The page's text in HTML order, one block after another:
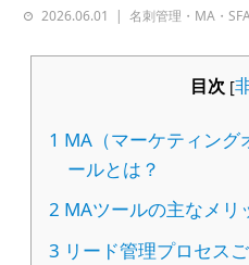
2026.06.01 名刺管理・MA・
目次 [
1 MA（マーケティング
ールとは？
2 MAツールの主なメリ
3 リード管理プロセス